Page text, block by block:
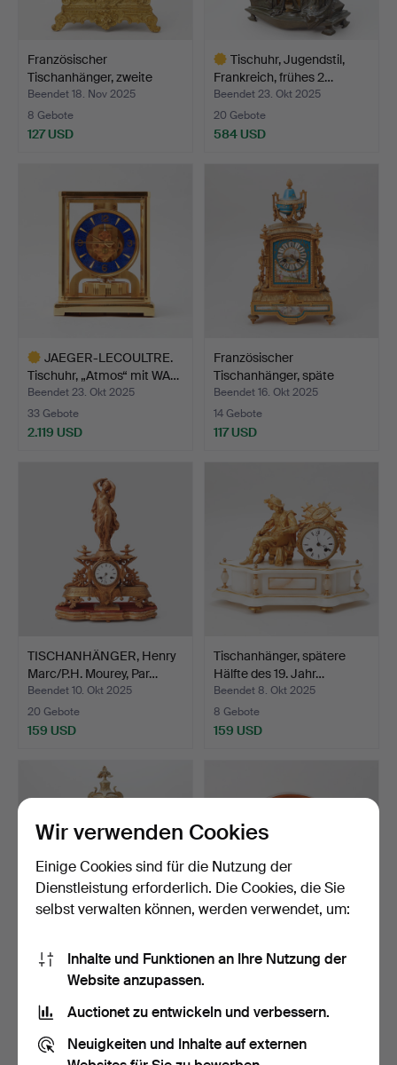
Französischer
Tischanhänger, zweite
Hälfte…
Beendet 18. Nov 2025
8 Gebote
127 USD
Tischuhr, Jugendstil,
Frankreich, frühes 2…
Beendet 23. Okt 2025
20 Gebote
584 USD
JAEGER-LECOULTRE.
Tischuhr, „Atmos“ mit WA…
Beendet 23. Okt 2025
33 Gebote
2.119 USD
Französischer
Tischanhänger, späte
Hälfte …
Beendet 16. Okt 2025
14 Gebote
117 USD
TISCHANHÄNGER, Henry
Marc/P.H. Mourey, Par…
Beendet 10. Okt 2025
20 Gebote
159 USD
Tischanhänger, spätere
Hälfte des 19. Jahr…
Beendet 8. Okt 2025
8 Gebote
159 USD
Tischanhänger im Neo-
Rokoko-Stil, 18./20. …
Beendet 21. Sep 2025
6 Gebote
Eine Tischuhr der
1930er/40er Jahre.
2 Gebote
Wir verwenden Cookies
Einige Cookies sind für die Nutzung der
Dienstleistung erforderlich. Die Cookies, die Sie
selbst verwalten können, werden verwendet, um:
Inhalte und Funktionen an Ihre Nutzung der
Website anzupassen.
Auctionet zu entwickeln und verbessern.
Neuigkeiten und Inhalte auf externen